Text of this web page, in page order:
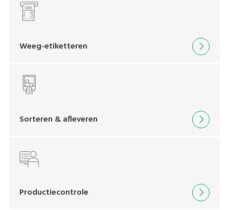
Weeg-etiketteren
Sorteren & afleveren
Productiecontrole